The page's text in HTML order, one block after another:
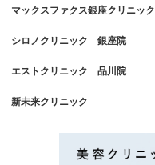
マックスファクス銀座クリニック
シロノクリニック 銀座院
エストクリニック 品川院
新未来クリニック